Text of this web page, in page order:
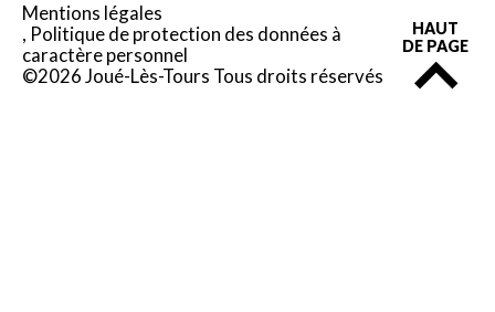
Mentions légales
Politique de protection des données à
caractère personnel
©2026 Joué-Lès-Tours Tous droits réservés
HAUT
DE PAGE